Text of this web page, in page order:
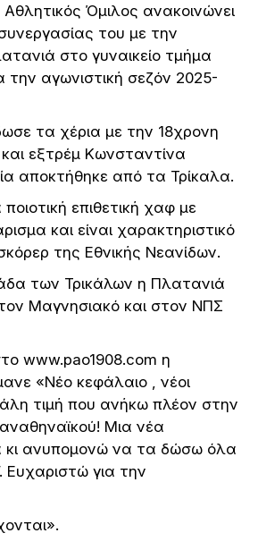
Όμιλος ανακοινώνει
του με την
στο γυναικείο τμήμα
την αγωνιστική σεζόν 2025-
τα χέρια με την 18χρονη
εξτρέμ Κωνσταντίνα
αποκτήθηκε από τα Τρίκαλα.
ποιοτική επιθετική χαφ με
και είναι χαρακτηριστικό
της Εθνικής Νεανίδων.
των Τρικάλων η Πλατανιά
Μαγνησιακό και στον ΝΠΣ
www.pao1908.com η
«Νέο κεφάλαιο , νέοι
τιμή που ανήκω πλέον στην
Μια νέα
κι ανυπομονώ να τα δώσω όλα
Ευχαριστώ για την